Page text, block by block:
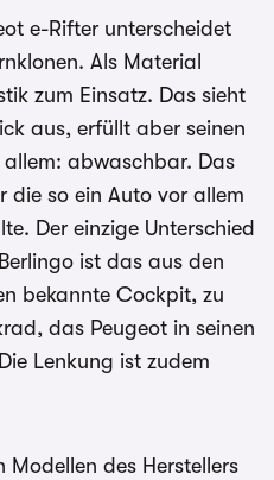
e-Rifter unterscheidet
Als Material
zum Einsatz. Das sieht
aus, erfüllt aber seinen
abwaschbar. Das
die so ein Auto vor allem
Der einzige Unterschied
ist das aus den
bekannte Cockpit, zu
das Peugeot in seinen
Lenkung ist zudem
Modellen des Herstellers